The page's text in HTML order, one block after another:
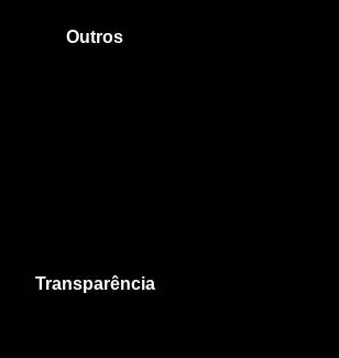
Outros
Transparência